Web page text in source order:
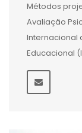
Métodos
Avaliação
Internacional
Educacional